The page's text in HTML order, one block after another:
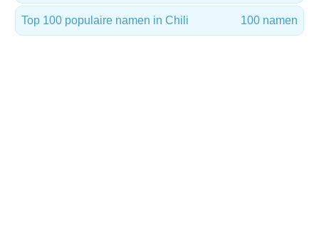
Top 100 populaire namen in Chili 100 namen